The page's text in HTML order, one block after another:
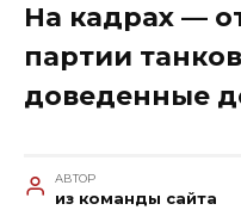
На кадрах —
партии
доведенные
АВТОР
из команды сайта